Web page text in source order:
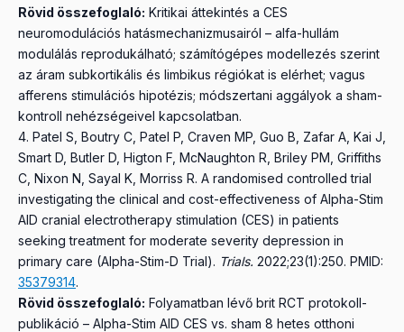
Rövid összefoglaló: Kritikai áttekintés a CES
neuromodulációs hatásmechanizmusairól – alfa-hullám
modulálás reprodukálható; számítógépes modellezés szerint
az áram subkortikális és limbikus régiókat is elérhet; vagus
afferens stimulációs hipotézis; módszertani aggályok a sham-
kontroll nehézségeivel kapcsolatban.
Patel S, Boutry C, Patel P, Craven MP, Guo B, Zafar A, Kai J,
Smart D, Butler D, Higton F, McNaughton R, Briley PM, Griffiths
C, Nixon N, Sayal K, Morriss R. A randomised controlled trial
investigating the clinical and cost-effectiveness of Alpha-Stim
AID cranial electrotherapy stimulation (CES) in patients
seeking treatment for moderate severity depression in
primary care (Alpha-Stim-D Trial). Trials. 2022;23(1):250. PMID:
35379314.
Rövid összefoglaló: Folyamatban lévő brit RCT protokoll-
publikáció – Alpha-Stim AID CES vs. sham 8 hetes otthoni